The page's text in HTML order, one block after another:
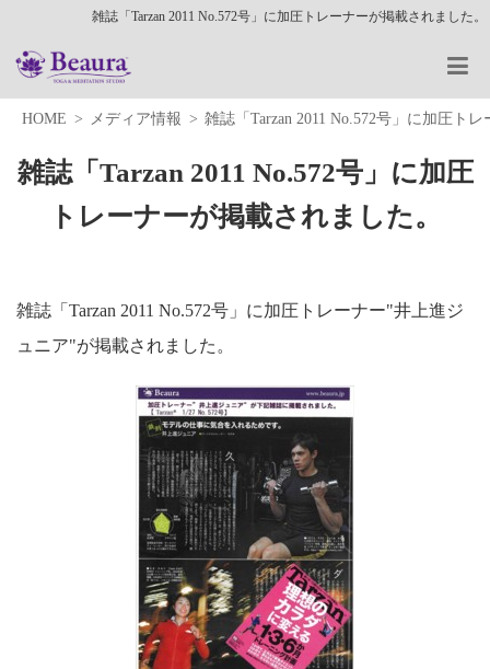
雑誌「Tarzan 2011 No.572号」に加圧トレーナーが掲載されました。
HOME メディア情報 雑誌「Tarzan 2011 No.572号」に加圧ト
雑誌「Tarzan 2011 No.572号」に加圧
トレーナーが掲載されました。
雑誌「Tarzan 2011 No.572号」に加圧トレーナー"井上進ジ
ュニア"が掲載されました。